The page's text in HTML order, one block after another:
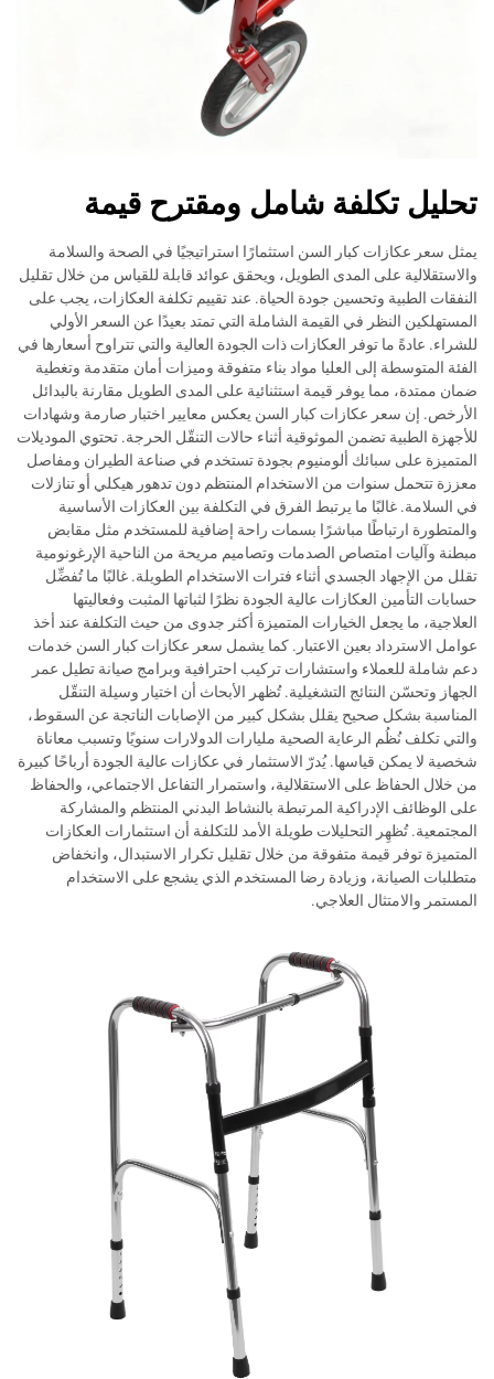
تحليل تكلفة شامل ومقترح قيمة
يمثل سعر عكازات كبار السن استثمارًا استراتيجيًا في الصحة والسلامة
والاستقلالية على المدى الطويل، ويحقق عوائد قابلة للقياس من خلال تقليل
النفقات الطبية وتحسين جودة الحياة. عند تقييم تكلفة العكازات، يجب على
المستهلكين النظر في القيمة الشاملة التي تمتد بعيدًا عن السعر الأولي
للشراء. عادةً ما توفر العكازات ذات الجودة العالية والتي تتراوح أسعارها في
الفئة المتوسطة إلى العليا مواد بناء متفوقة وميزات أمان متقدمة وتغطية
ضمان ممتدة، مما يوفر قيمة استثنائية على المدى الطويل مقارنة بالبدائل
الأرخص. إن سعر عكازات كبار السن يعكس معايير اختبار صارمة وشهادات
للأجهزة الطبية تضمن الموثوقية أثناء حالات التنقّل الحرجة. تحتوي الموديلات
المتميزة على سبائك ألومنيوم بجودة تستخدم في صناعة الطيران ومفاصل
معززة تتحمل سنوات من الاستخدام المنتظم دون تدهور هيكلي أو تنازلات
في السلامة. غالبًا ما يرتبط الفرق في التكلفة بين العكازات الأساسية
والمتطورة ارتباطًا مباشرًا بسمات راحة إضافية للمستخدم مثل مقابض
مبطنة وآليات امتصاص الصدمات وتصاميم مريحة من الناحية الإرغونومية
تقلل من الإجهاد الجسدي أثناء فترات الاستخدام الطويلة. غالبًا ما تُفضِّل
حسابات التأمين العكازات عالية الجودة نظرًا لثباتها المثبت وفعاليتها
العلاجية، ما يجعل الخيارات المتميزة أكثر جدوى من حيث التكلفة عند أخذ
عوامل الاسترداد بعين الاعتبار. كما يشمل سعر عكازات كبار السن خدمات
دعم شاملة للعملاء واستشارات تركيب احترافية وبرامج صيانة تطيل عمر
الجهاز وتحسّن النتائج التشغيلية. تُظهر الأبحاث أن اختيار وسيلة التنقّل
المناسبة بشكل صحيح يقلل بشكل كبير من الإصابات الناتجة عن السقوط،
والتي تكلف نُظُم الرعاية الصحية مليارات الدولارات سنويًا وتسبب معاناة
شخصية لا يمكن قياسها. يُدرّ الاستثمار في عكازات عالية الجودة أرباحًا كبيرة
من خلال الحفاظ على الاستقلالية، واستمرار التفاعل الاجتماعي، والحفاظ
على الوظائف الإدراكية المرتبطة بالنشاط البدني المنتظم والمشاركة
المجتمعية. تُظهِر التحليلات طويلة الأمد للتكلفة أن استثمارات العكازات
المتميزة توفر قيمة متفوقة من خلال تقليل تكرار الاستبدال، وانخفاض
متطلبات الصيانة، وزيادة رضا المستخدم الذي يشجع على الاستخدام
المستمر والامتثال العلاجي.